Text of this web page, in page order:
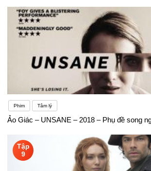
Phim Tâm lý
Ảo Giác – UNSANE – 2018 – Phụ đề song
Tập
9